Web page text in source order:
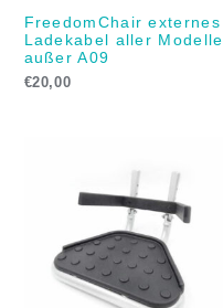
FreedomChair externes
Ladekabel aller Modelle
außer A09
€20,00